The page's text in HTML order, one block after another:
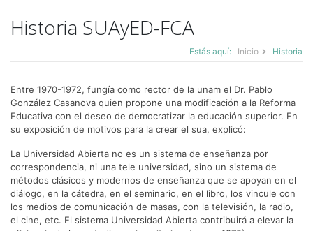
Historia SUAyED-FCA
Estás aquí: Inicio Historia
Entre 1970-1972, fungía como rector de la unam el Dr. Pablo
González Casanova quien propone una modificación a la Reforma
Educativa con el deseo de democratizar la educación superior. En
su exposición de motivos para la crear el sua, explicó:
La Universidad Abierta no es un sistema de enseñanza por
correspondencia, ni una tele universidad, sino un sistema de
métodos clásicos y modernos de enseñanza que se apoyan en el
diálogo, en la cátedra, en el seminario, en el libro, los vincule con
los medios de comunicación de masas, con la televisión, la radio,
el cine, etc. El sistema Universidad Abierta contribuirá a elevar la